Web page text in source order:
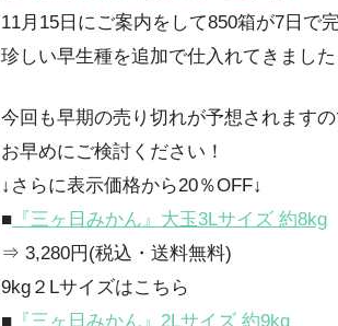
11月15日にご案内をして850箱が7日で完
珍しい早生種を追加で仕入れてきました
今回も早期の売り切れが予想されますの
お早めにご検討ください！
↓さらに表示価格から20％OFF↓
■ 『三ヶ日みかん』大玉3Lサイズ 約8kg
⇒ 3,280円(税込・送料無料)
9kg２Lサイズはこちら
■ 『三ヶ日みかん』2Lサイズ 約9kg